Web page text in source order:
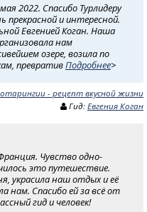
2022. Спасибо Турлидеру
и интересной.
Евгенией Коган. Наша
нам
озере, возила по
превративПодробнее>
- рецепт вкусной жизни
Гид: Евгения Коган
Чувство одно-
это путешествие.
украсила наш отдых и её
нам. Спасибо ей за всё от
гид и человек!